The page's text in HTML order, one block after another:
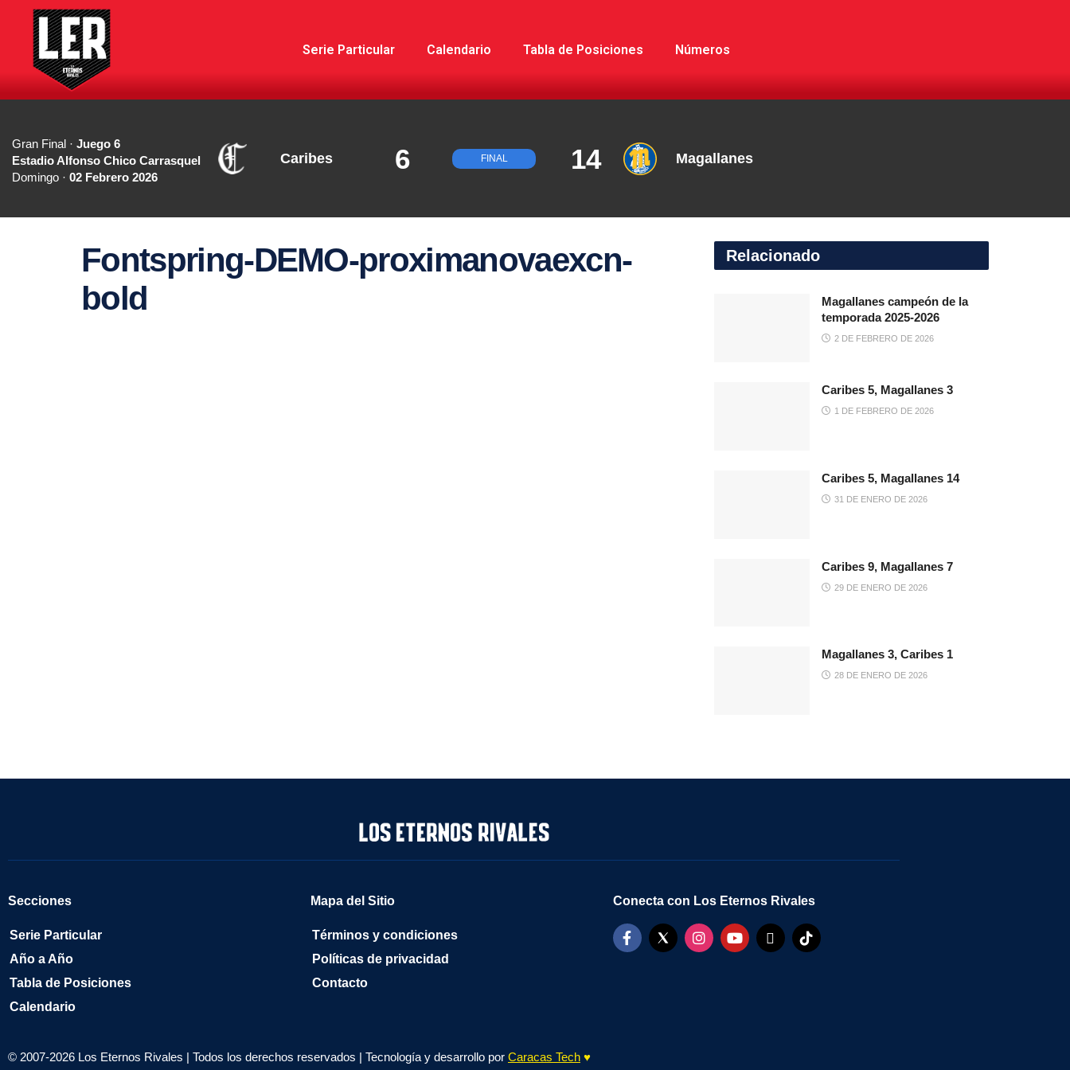
Serie Particular Calendario Tabla de Posiciones Números
Gran Final · Juego 6
Estadio Alfonso Chico Carrasquel
Domingo · 02 Febrero 2026
Caribes 6 FINAL 14 Magallanes
Fontspring-DEMO-proximanovaexcn-
bold
Relacionado
Magallanes campeón de la
temporada 2025-2026
2 DE FEBRERO DE 2026
Caribes 5, Magallanes 3
1 DE FEBRERO DE 2026
Caribes 5, Magallanes 14
31 DE ENERO DE 2026
Caribes 9, Magallanes 7
29 DE ENERO DE 2026
Magallanes 3, Caribes 1
28 DE ENERO DE 2026
Secciones
Serie Particular
Año a Año
Tabla de Posiciones
Calendario
Mapa del Sitio
Términos y condiciones
Políticas de privacidad
Contacto
Conecta con Los Eternos Rivales
© 2007-2026 Los Eternos Rivales | Todos los derechos reservados | Tecnología y desarrollo por Caracas Tech ♥️